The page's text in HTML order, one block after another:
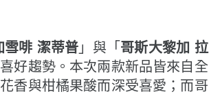
雪啡 潔蒂普 」與「 哥斯大黎加 拉
好趨勢。本次兩款新品皆來自全
香與柑橘果酸而深受喜愛；而哥